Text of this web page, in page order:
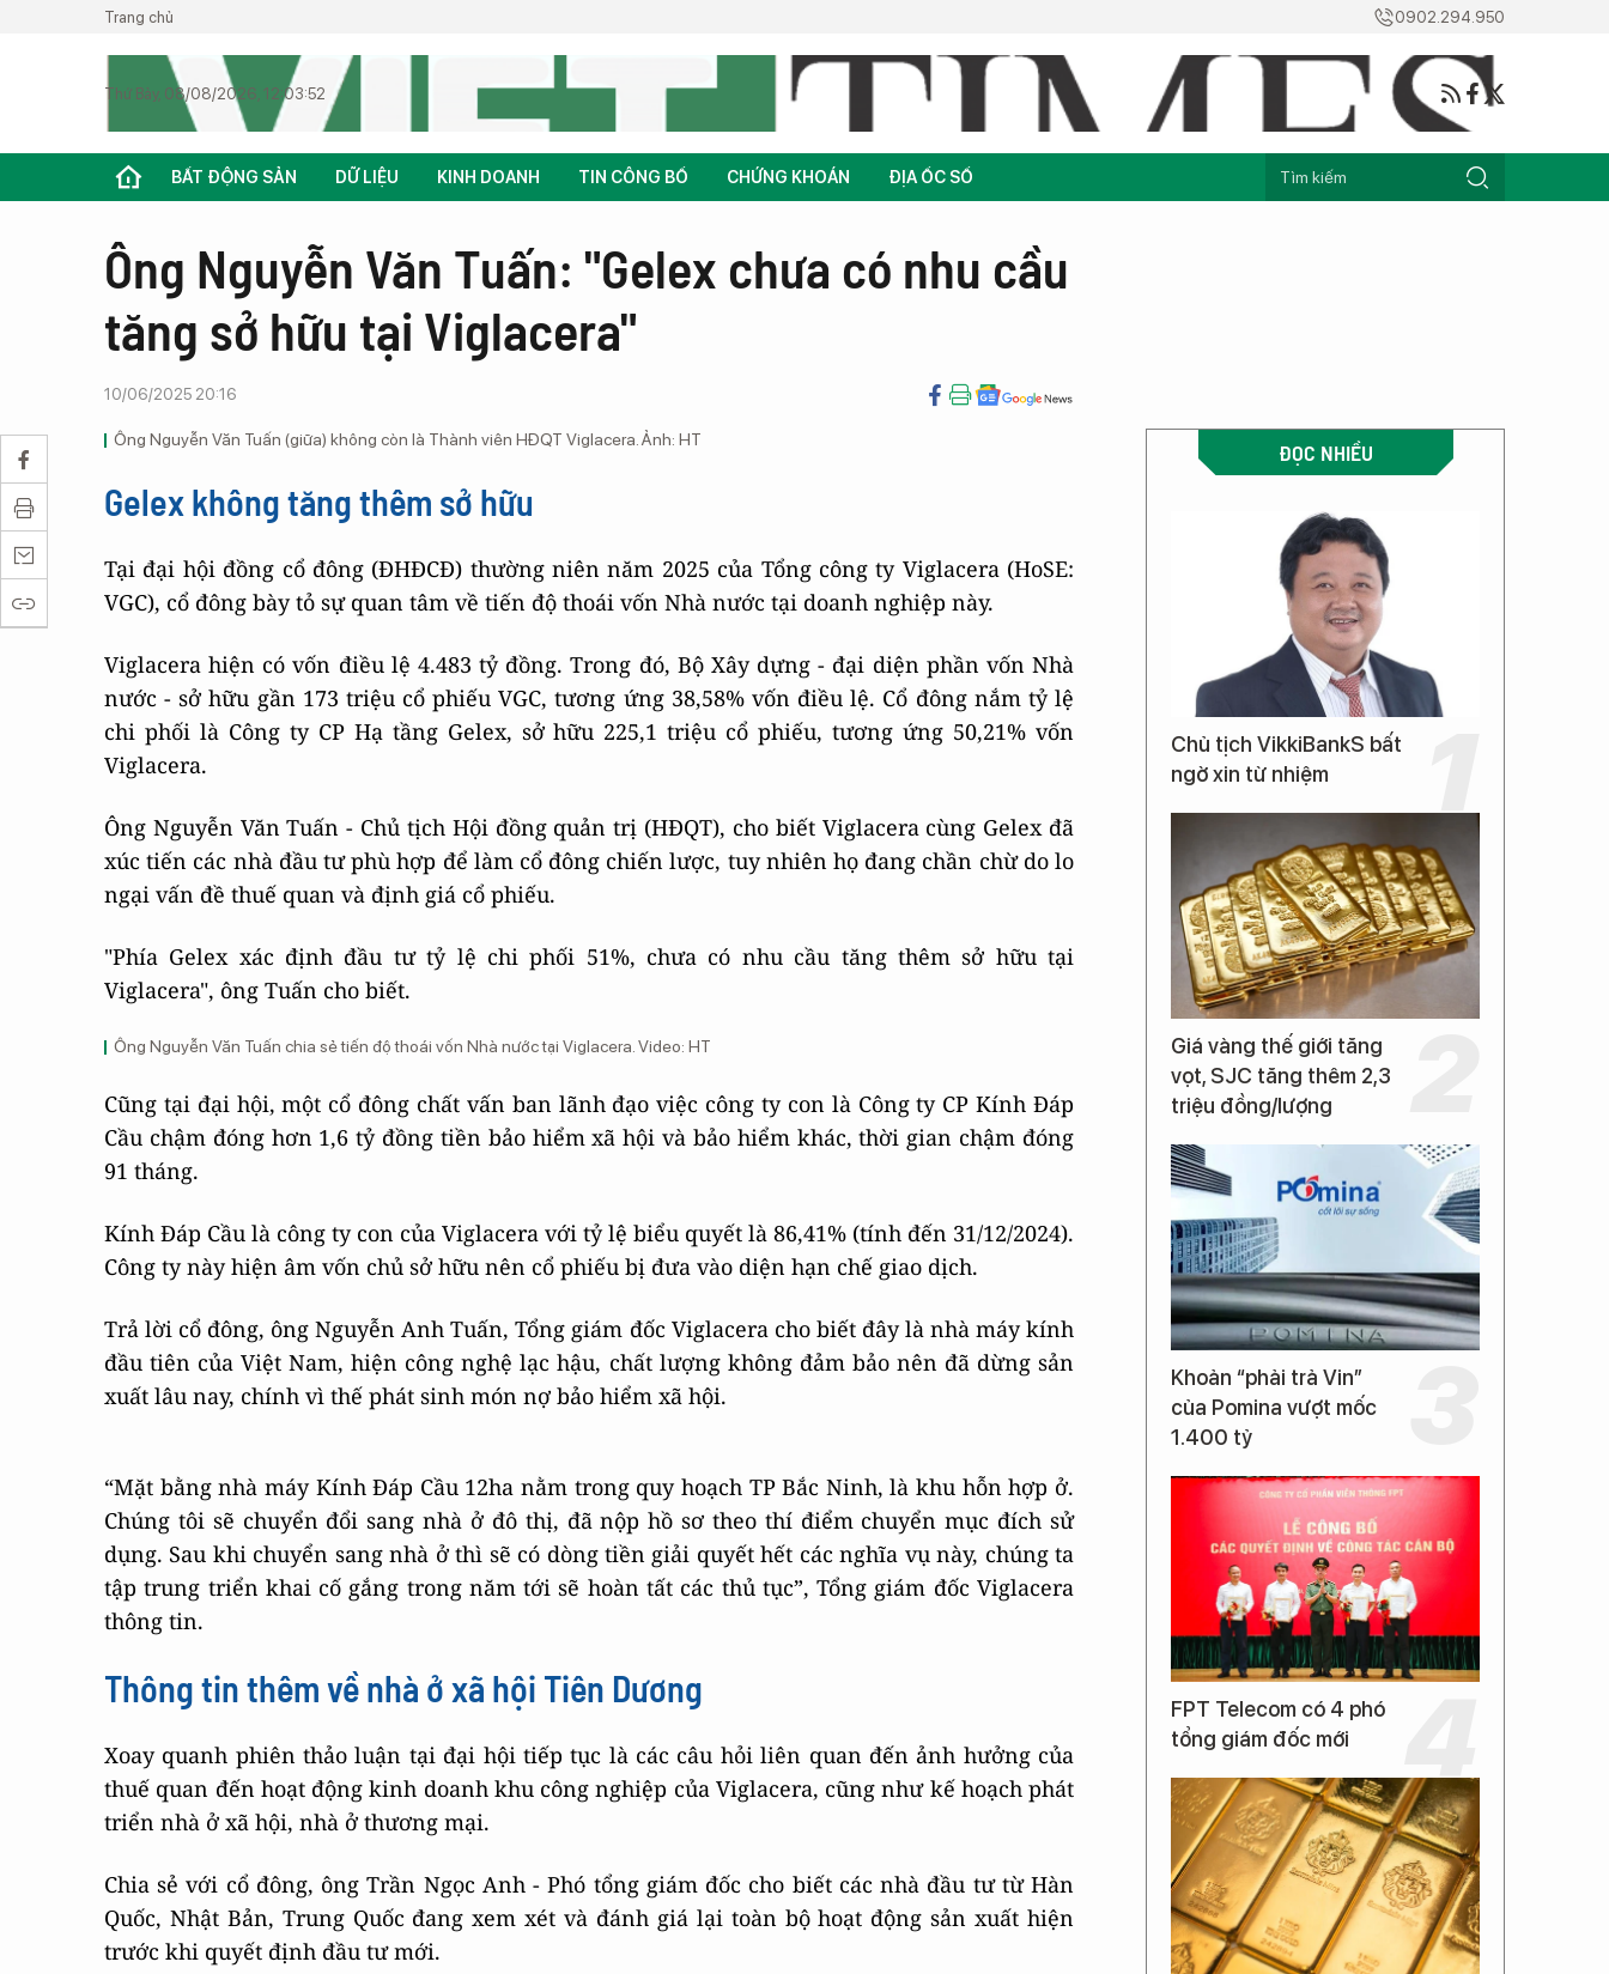
Trang chủ 0902.294.950
Thứ Bảy, 08/08/2026, 12:03:52
BẤT ĐỘNG SẢN DỮ LIỆU KINH DOANH TIN CÔNG BỐ CHỨNG KHOÁN ĐỊA ỐC SỐ
Ông Nguyễn Văn Tuấn: "Gelex chưa có nhu cầu
tăng sở hữu tại Viglacera"
10/06/2025 20:16
Ông Nguyễn Văn Tuấn (giữa) không còn là Thành viên HĐQT Viglacera. Ảnh: HT
Gelex không tăng thêm sở hữu
Tại đại hội đồng cổ đông (ĐHĐCĐ) thường niên năm 2025 của Tổng công ty Viglacera (HoSE:
VGC), cổ đông bày tỏ sự quan tâm về tiến độ thoái vốn Nhà nước tại doanh nghiệp này.
Viglacera hiện có vốn điều lệ 4.483 tỷ đồng. Trong đó, Bộ Xây dựng - đại diện phần vốn Nhà
nước - sở hữu gần 173 triệu cổ phiếu VGC, tương ứng 38,58% vốn điều lệ. Cổ đông nắm tỷ lệ
chi phối là Công ty CP Hạ tầng Gelex, sở hữu 225,1 triệu cổ phiếu, tương ứng 50,21% vốn
Viglacera.
Ông Nguyễn Văn Tuấn - Chủ tịch Hội đồng quản trị (HĐQT), cho biết Viglacera cùng Gelex đã
xúc tiến các nhà đầu tư phù hợp để làm cổ đông chiến lược, tuy nhiên họ đang chần chừ do lo
ngại vấn đề thuế quan và định giá cổ phiếu.
"Phía Gelex xác định đầu tư tỷ lệ chi phối 51%, chưa có nhu cầu tăng thêm sở hữu tại
Viglacera", ông Tuấn cho biết.
Ông Nguyễn Văn Tuấn chia sẻ tiến độ thoái vốn Nhà nước tại Viglacera. Video: HT
Cũng tại đại hội, một cổ đông chất vấn ban lãnh đạo việc công ty con là Công ty CP Kính Đáp
Cầu chậm đóng hơn 1,6 tỷ đồng tiền bảo hiểm xã hội và bảo hiểm khác, thời gian chậm đóng
91 tháng.
Kính Đáp Cầu là công ty con của Viglacera với tỷ lệ biểu quyết là 86,41% (tính đến 31/12/2024).
Công ty này hiện âm vốn chủ sở hữu nên cổ phiếu bị đưa vào diện hạn chế giao dịch.
Trả lời cổ đông, ông Nguyễn Anh Tuấn, Tổng giám đốc Viglacera cho biết đây là nhà máy kính
đầu tiên của Việt Nam, hiện công nghệ lạc hậu, chất lượng không đảm bảo nên đã dừng sản
xuất lâu nay, chính vì thế phát sinh món nợ bảo hiểm xã hội.
“Mặt bằng nhà máy Kính Đáp Cầu 12ha nằm trong quy hoạch TP Bắc Ninh, là khu hỗn hợp ở.
Chúng tôi sẽ chuyển đổi sang nhà ở đô thị, đã nộp hồ sơ theo thí điểm chuyển mục đích sử
dụng. Sau khi chuyển sang nhà ở thì sẽ có dòng tiền giải quyết hết các nghĩa vụ này, chúng ta
tập trung triển khai cố gắng trong năm tới sẽ hoàn tất các thủ tục”, Tổng giám đốc Viglacera
thông tin.
Thông tin thêm về nhà ở xã hội Tiên Dương
Xoay quanh phiên thảo luận tại đại hội tiếp tục là các câu hỏi liên quan đến ảnh hưởng của
thuế quan đến hoạt động kinh doanh khu công nghiệp của Viglacera, cũng như kế hoạch phát
triển nhà ở xã hội, nhà ở thương mại.
Chia sẻ với cổ đông, ông Trần Ngọc Anh - Phó tổng giám đốc cho biết các nhà đầu tư từ Hàn
Quốc, Nhật Bản, Trung Quốc đang xem xét và đánh giá lại toàn bộ hoạt động sản xuất hiện
trước khi quyết định đầu tư mới.
ĐỌC NHIỀU
Chủ tịch VikkiBankS bất
ngờ xin từ nhiệm
Giá vàng thế giới tăng
vọt, SJC tăng thêm 2,3
triệu đồng/lượng
Khoản “phải trả Vin”
của Pomina vượt mốc
1.400 tỷ
FPT Telecom có 4 phó
tổng giám đốc mới